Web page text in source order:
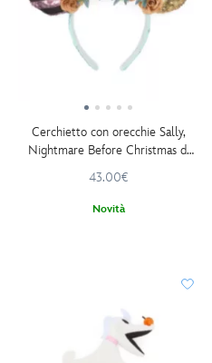
Cerchietto con orecchie Sally,
Nightmare Before Christmas di
43.00€
Novità